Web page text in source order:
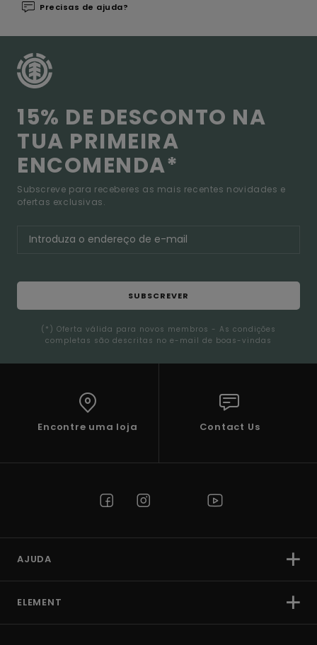
Precisas de ajuda?
15% DE DESCONTO NA
TUA PRIMEIRA
ENCOMENDA*
Subscreve para receberes as mais recentes novidades e
ofertas exclusivas.
SUBSCREVER
(*) Oferta válida para novos membros - As condições
completas são descritas no e-mail de boas-vindas
Encontre uma loja Contact Us
AJUDA
ELEMENT